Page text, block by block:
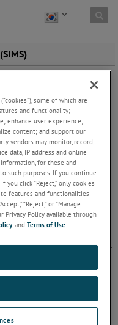
C, O, 금속) 감소는 고효율
사용하면 분석할 종에 따라
이 프로파일을 몇 분 안에
SIMS는 또한 초박
해능을 제공합니다. 따라
다양한 층에서 도펀트 및 불
유용하여 새로운 LED 디
의 선택입니다.
some of which are
and functionality;
enhance user experience;
content; and support our
vendors may monitor, record,
data, IP address and online
for these and
such purposes. If you continue
you click “Reject,” only cookies
features and functionalities
“Reject,” or “Manage
Privacy Policy available through
, andTerms of Use